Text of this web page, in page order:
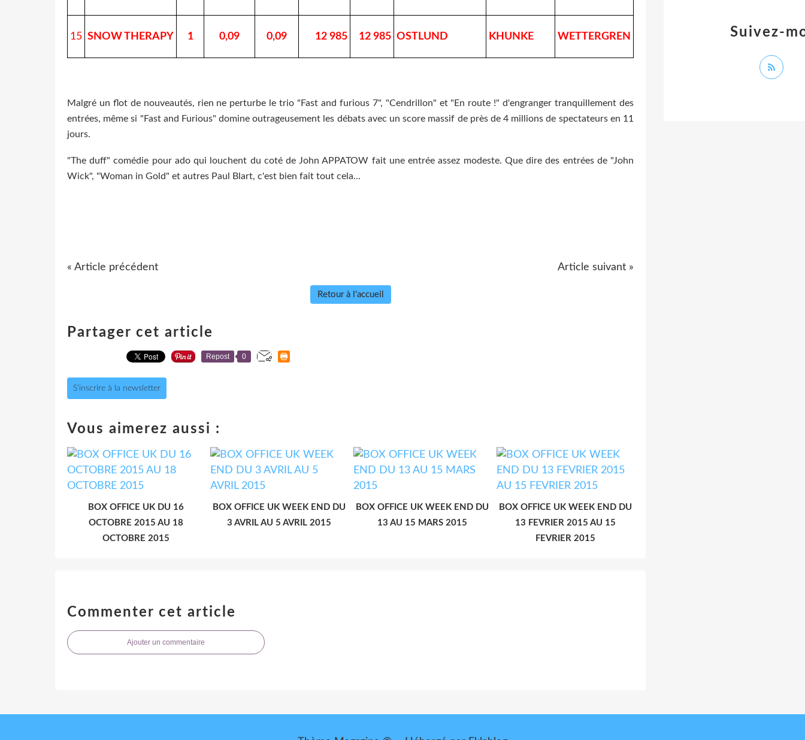
15 SNOW THERAPY 1 0,09 0,09 12 985 12 985 OSTLUND KHUNKE WETTERGREN
Malgré un flot de nouveautés, rien ne perturbe le trio "Fast and furious 7", "Cendrillon" et "En route !" d'engranger tranquillement des
entrées, même si "Fast and Furious" domine outrageusement les débats avec un score massif de près de 4 millions de spectateurs en 11
jours.
"The duff" comédie pour ado qui louchent du coté de John APPATOW fait une entrée assez modeste. Que dire des entrées de "John
Wick", "Woman in Gold" et autres Paul Blart, c'est bien fait tout cela...
« Article précédent Article suivant »
Retour à l'accueil
Partager cet article
Repost 0
S'inscrire à la newsletter
Vous aimerez aussi :
BOX OFFICE UK DU 16
OCTOBRE 2015 AU 18
OCTOBRE 2015
BOX OFFICE UK WEEK END DU
3 AVRIL AU 5 AVRIL 2015
BOX OFFICE UK WEEK END DU
13 AU 15 MARS 2015
BOX OFFICE UK WEEK END DU
13 FEVRIER 2015 AU 15
FEVRIER 2015
Commenter cet article
Ajouter un commentaire
Suivez-